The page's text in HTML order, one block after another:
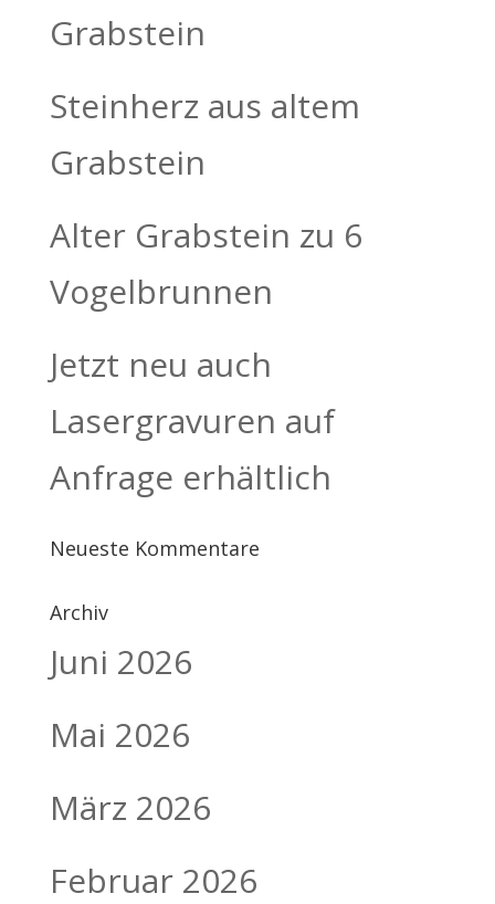
Grabstein
Steinherz aus altem
Grabstein
Alter Grabstein zu 6
Vogelbrunnen
Jetzt neu auch
Lasergravuren auf
Anfrage erhältlich
Neueste Kommentare
Archiv
Juni 2026
Mai 2026
März 2026
Februar 2026